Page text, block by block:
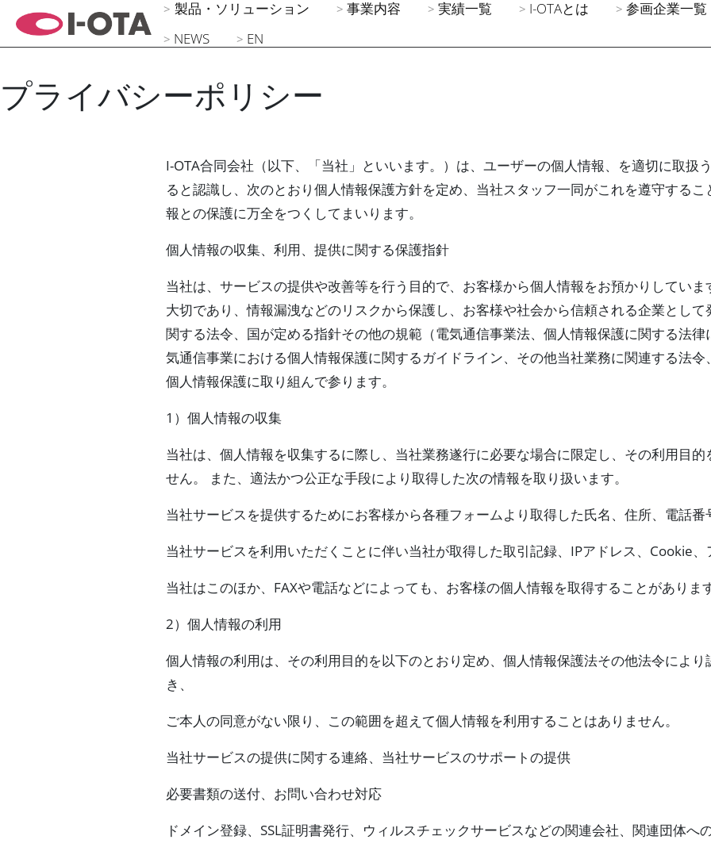
製品・ソリューション 事業内容 実績一覧 I-OTAとは
参画企業一覧
NEWS
EN
プライバシーポリシー
I-OTA合同会社（以下、「当社」といいます。）は、ユーザーの個人情報、を適切に取扱
ると認識し、次のとおり個人情報保護方針を定め、当社スタッフ一同がこれを遵守する
報との保護に万全をつくしてまいります。
個人情報の収集、利用、提供に関する保護指針
当社は、サービスの提供や改善等を行う目的で、お客様から個人情報をお預かりしてい
大切であり、情報漏洩などのリスクから保護し、お客様や社会から信頼される企業とし
関する法令、国が定める指針その他の規範（電気通信事業法、個人情報保護に関する法
気通信事業における個人情報保護に関するガイドライン、その他当社業務に関連する法
個人情報保護に取り組んで参ります。
1）個人情報の収集
当社は、個人情報を収集するに際し、当社業務遂行に必要な場合に限定し、その利用目
せん。 また、適法かつ公正な手段により取得した次の情報を取り扱います。
当社サービスを提供するためにお客様から各種フォームより取得した氏名、住所、電話
当社サービスを利用いただくことに伴い当社が取得した取引記録、IPアドレス、Cookie
当社はこのほか、FAXや電話などによっても、お客様の個人情報を取得することがありま
2）個人情報の利用
個人情報の利用は、その利用目的を以下のとおり定め、個人情報保護法その他法令によ
き、
ご本人の同意がない限り、この範囲を超えて個人情報を利用することはありません。
当社サービスの提供に関する連絡、当社サービスのサポートの提供
必要書類の送付、お問い合わせ対応
ドメイン登録、SSL証明書発行、ウィルスチェックサービスなどの関連会社、関連団体へ